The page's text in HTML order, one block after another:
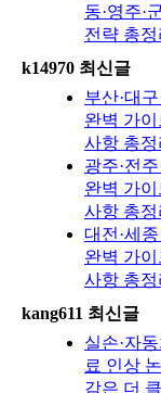
동·영주·
전략 총정
k14970 최신글
부산·대
완벽 가이
사항 총
광주·전
완벽 가이
사항 총
대전·세
완벽 가이
사항 총
kang611 최신글
실손·자
료 인상
감은 더